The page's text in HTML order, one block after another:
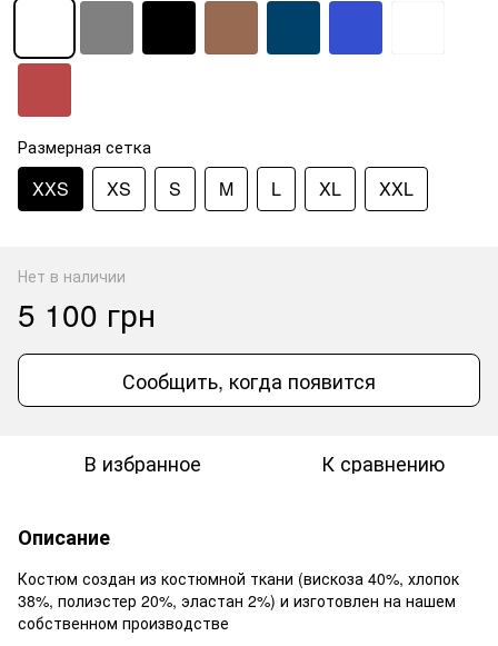
Размерная сетка
XXS XS S M L XL XXL
Нет в наличии
5 100 грн
Сообщить, когда появится
В избранное К сравнению
Описание
Костюм создан из костюмной ткани (вискоза 40%, хлопок
38%, полиэстер 20%, эластан 2%) и изготовлен на нашем
собственном производстве